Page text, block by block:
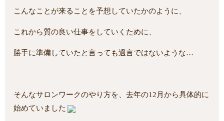
こんなことが来ることを予想していたかのように、
これから質の良い仕事をしていくために、
勝手に準備していたと言っても過言ではないような…
そんなサロンワークのやり方を、去年の12月から具体的に
始めていました